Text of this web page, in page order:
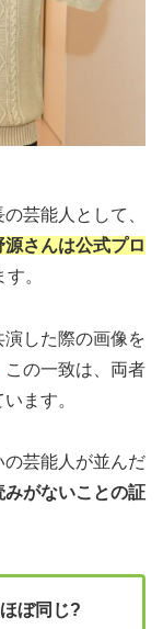
芸能人として、
源さんは公式プロ
。
した際の画像を
この一致は、両者
ます。
芸能人が並んだ
みがないことの証
ぼ同じ?